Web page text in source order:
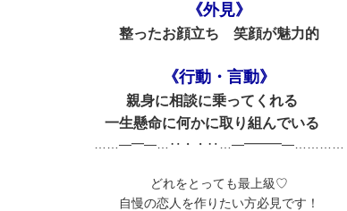
《外見》
整ったお顔立ち 笑顔が魅力的
《行動・言動》
親身に相談に乗ってくれる
一生懸命に何かに取り組んでいる
……―━―…‥・・‥…―━━━―…………
どれをとっても最上級♡
自慢の恋人を作りたい方必見です！